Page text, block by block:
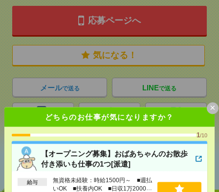
どちらのお仕事が気になりますか？
1/10
【オープニング募集】おばあちゃんのお散歩
付き添いも仕事の1つ[派遣]
給与
無資格未経験：時給1500円～ ■週払
いOK ■扶養内OK ■日収1万2000円
×
応募ページへ
気になる！
メールで送る LINEで送る
シェア ツイート ブックマーク
あなたの閲覧履歴からの
おすすめ